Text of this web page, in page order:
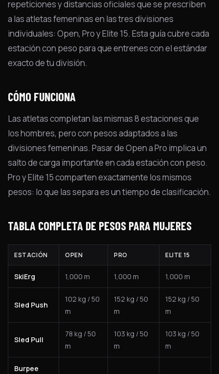
repeticiones y distancias oficiales que se prescriben
a las atletas femeninas en las tres divisiones
individuales: Open, Pro y Elite 15. Esta guía cubre cada
estación con peso para que entrenes con el estándar
exacto de tu división.
CÓMO FUNCIONA
Las atletas completan las mismas 8 estaciones que
los hombres, pero con pesos adaptados a las
divisiones femeninas. Pasar de Open a Pro implica un
salto de carga importante en cada estación con peso.
Pro y Elite 15 comparten exactamente los mismos
pesos: lo que las separa es un tiempo de clasificación.
TABLA COMPLETA DE PESOS PARA MUJERES
ESTACIÓN OPEN PRO ELITE 15
SkiErg 1,000 m 1,000 m 1,000 m
Sled Push
102 kg / 50
m
152 kg / 50
m
152 kg / 50
m
Sled Pull
78 kg / 50
m
103 kg / 50
m
103 kg / 50
m
Burpee